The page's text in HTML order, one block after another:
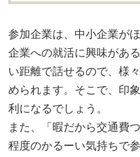
参加企業は、中小企業が
企業への就活に興味があ
い距離で話せるので、様
められます。そこで、印
利になるでしょう。
また、「暇だから交通費
程度のかるーい気持ちで